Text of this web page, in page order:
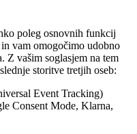
poleg osnovnih funkcij
vam omogočimo udobno
Z vašim soglasjem na tem
storitve tretjih oseb:
Event Tracking)
Consent Mode, Klarna,